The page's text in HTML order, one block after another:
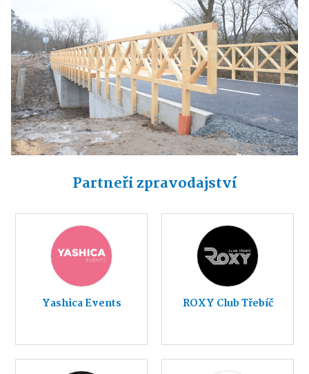
Partneři zpravodajství
Yashica Events ROXY Club Třebíč